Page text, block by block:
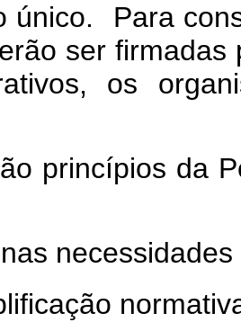
único. Para
ser firmadas
os
princípios da